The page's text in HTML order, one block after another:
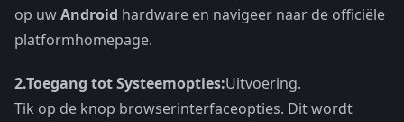
op uwAndroid hardware en navigeer naar de officiële
platformhomepage.
2.Toegang tot Systeemopties:Uitvoering.
Tik op de knop browserinterfaceopties. Dit wordt